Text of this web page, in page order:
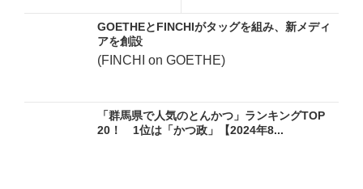
GOETHEとFINCHIがタッグを組み、新メディ
アを創設
(FINCHI on GOETHE)
「群馬県で人気のとんかつ」ランキングTOP
20！ 1位は「かつ政」【2024年8...